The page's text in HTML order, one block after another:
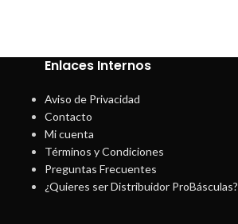
Enlaces Internos
Aviso de Privacidad
Contacto
Mi cuenta
Términos y Condiciones
Preguntas Frecuentes
¿Quieres ser Distribuidor ProBásculas?